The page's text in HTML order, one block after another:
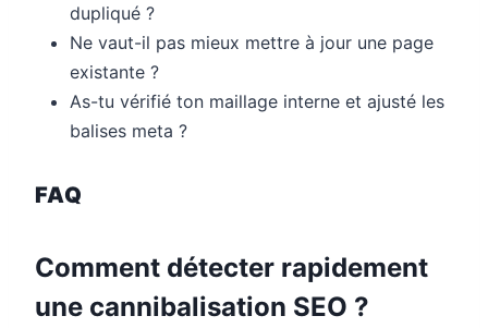
dupliqué ?
Ne vaut-il pas mieux mettre à jour une page
existante ?
As-tu vérifié ton maillage interne et ajusté les
balises meta ?
FAQ
Comment détecter rapidement
une cannibalisation SEO ?